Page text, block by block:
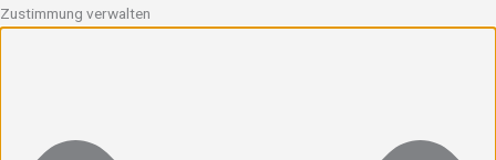
Zustimmung verwalten